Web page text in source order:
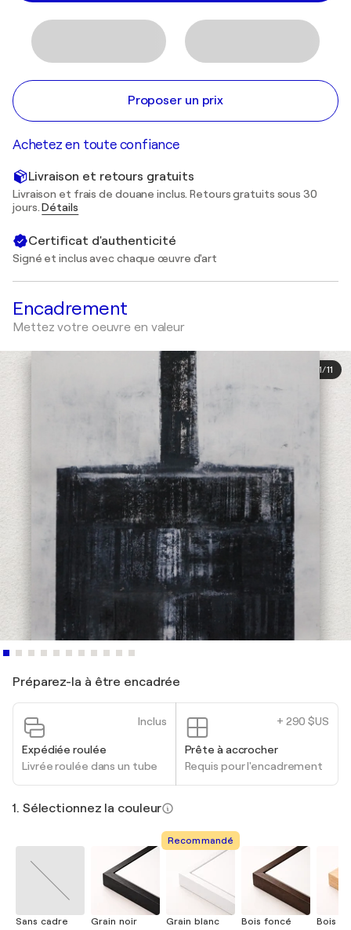
Proposer un prix
Achetez en toute confiance
Livraison et retours gratuits
Livraison et frais de douane inclus. Retours gratuits sous 30
jours.Détails
Certificat d'authenticité
Signé et inclus avec chaque œuvre d'art
Encadrement
Mettez votre oeuvre en valeur
1/11
Préparez-la à être encadrée
Inclus
Expédiée roulée
Livrée roulée dans un tube
+ 290 $US
Prête à accrocher
Requis pour l'encadrement
1. Sélectionnez la couleur
Sans cadre
Grain noir
Recommandé
Grain blanc
Bois foncé
Bois